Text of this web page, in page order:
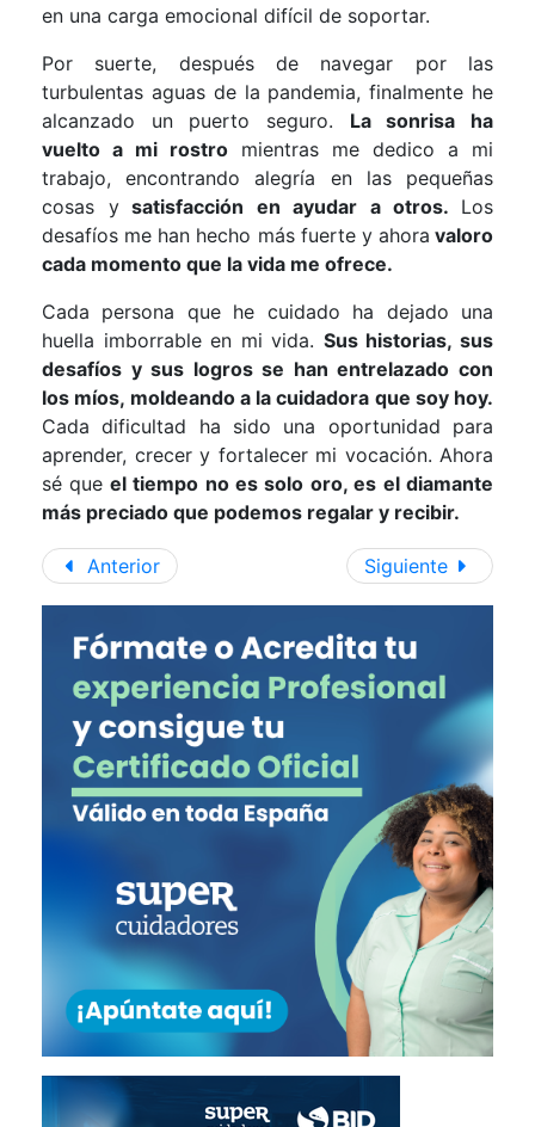
en una carga emocional difícil de soportar.
Por suerte, después de navegar por las
turbulentas aguas de la pandemia, finalmente he
alcanzado un puerto seguro. La sonrisa ha
vuelto a mi rostro mientras me dedico a mi
trabajo, encontrando alegría en las pequeñas
cosas ysatisfacción en ayudar a otros. Los
desafíos me han hecho más fuerte y ahora valoro
cada momento que la vida me ofrece.
Cada persona que he cuidado ha dejado una
huella imborrable en mi vida. Sus historias, sus
desafíos y sus logros se han entrelazado con
los míos, moldeando a la cuidadora que soy hoy.
Cada dificultad ha sido una oportunidad para
aprender, crecer y fortalecer mi vocación. Ahora
sé que el tiempo no es solo oro, es el diamante
más preciado que podemos regalar y recibir.
Anterior Siguiente